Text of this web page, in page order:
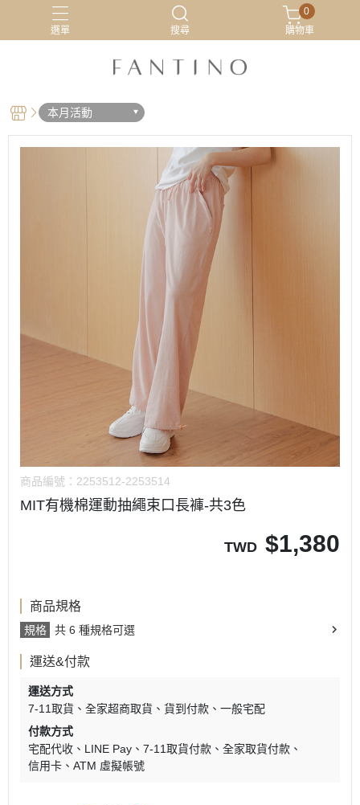
選單 搜尋
居家服 最新活動 有機棉
0
購物車
本月活動
商品編號： 2253512-2253514
MIT有機棉運動抽繩束口長褲-共3色
TWD $1,380
商品規格
規格 共 6 種規格可選
運送&付款
運送方式
7-11取貨
全家超商取貨 貨到付款
一般宅配
付款方式
宅配代收
LINE Pay 7-11取貨付款
全家取貨付款
信用卡
ATM 虛擬帳號